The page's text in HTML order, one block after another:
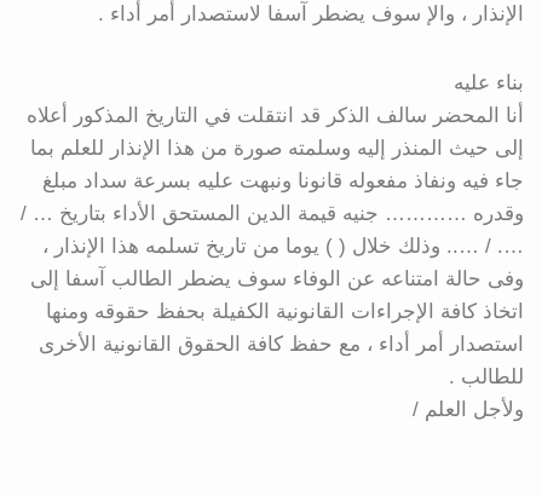
الإنذار ، والإ سوف يضطر آسفا لاستصدار أمر أداء .
بناء عليه
أنا المحضر سالف الذكر قد انتقلت في التاريخ المذكور أعلاه
إلى حيث المنذر إليه وسلمته صورة من هذا الإنذار للعلم بما
جاء فيه ونفاذ مفعوله قانونا ونبهت عليه بسرعة سداد مبلغ
وقدره ………… جنيه قيمة الدين المستحق الأداء بتاريخ … /
…. / ….. وذلك خلال ( ) يوما من تاريخ تسلمه هذا الإنذار ،
وفى حالة امتناعه عن الوفاء سوف يضطر الطالب آسفا إلى
اتخاذ كافة الإجراءات القانونية الكفيلة بحفظ حقوقه ومنها
استصدار أمر أداء ، مع حفظ كافة الحقوق القانونية الأخرى
للطالب .
ولأجل العلم /